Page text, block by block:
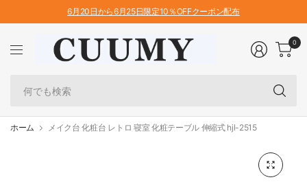
6月20日から6月25日限定10％OFFクーポン配布
0
ホーム メイク台 化粧台 レトロ 寝室 化粧テーブル 伸縮式 hjl-2515